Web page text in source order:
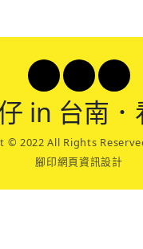
in 台南．
© 2022 All Rights
腳印網頁資訊設計